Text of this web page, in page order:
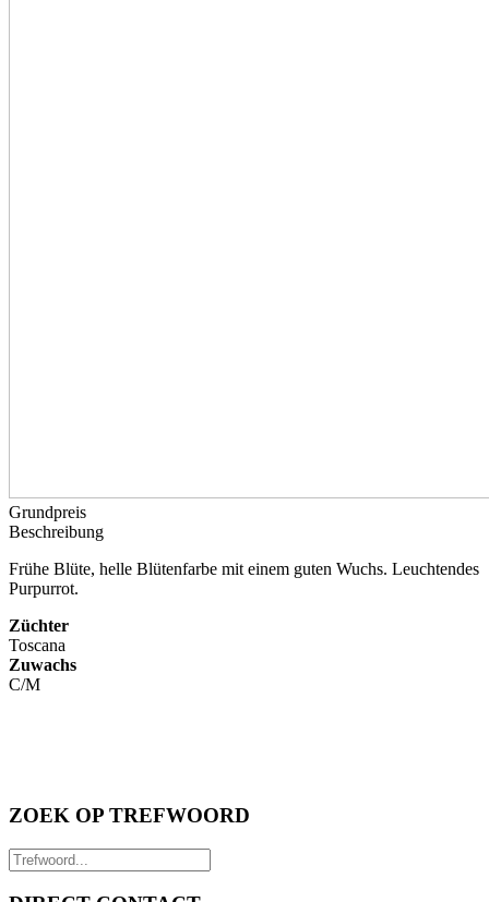
Grundpreis
Beschreibung
Frühe Blüte, helle Blütenfarbe mit einem guten Wuchs. Leuchtendes
Purpurrot.
Züchter
Toscana
Zuwachs
C/M
ZOEK OP TREFWOORD